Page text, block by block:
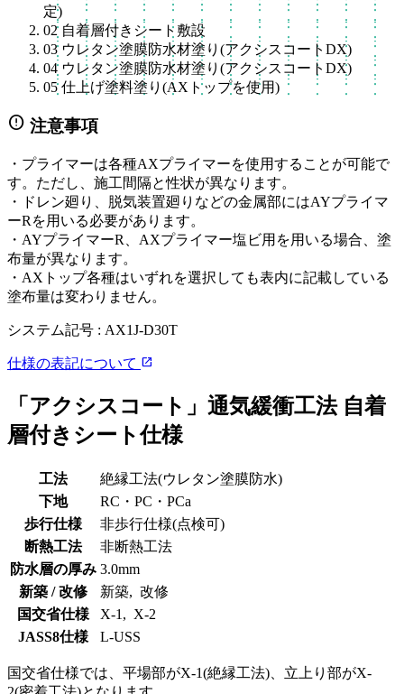
定)
02 自着層付きシート敷設
03 ウレタン塗膜防水材塗り(アクシスコートDX)
04 ウレタン塗膜防水材塗り(アクシスコートDX)
05 仕上げ塗料塗り(AXトップを使用)
error 注意事項
・プライマーは各種AXプライマーを使用することが可能で
す。ただし、施工間隔と性状が異なります。
・ドレン廻り、脱気装置廻りなどの金属部にはAYプライマ
ーRを用いる必要があります。
・AYプライマーR、AXプライマー塩ビ用を用いる場合、塗
布量が異なります。
・AXトップ各種はいずれを選択しても表内に記載している
塗布量は変わりません。
システム記号 : AX1J-D30T
仕様の表記について open_in_new
「アクシスコート」通気緩衝工法 自着
層付きシート仕様
工法
絶縁工法(ウレタン塗膜防水)
下地
RC・PC・PCa
歩行仕様
非歩行仕様(点検可)
断熱工法
非断熱工法
防水層の厚み 3.0mm
新築 / 改修
新築, 改修
国交省仕様
X-1, X-2
JASS8仕様
L-USS
国交省仕様では、平場部がX-1(絶縁工法)、立上り部がX-